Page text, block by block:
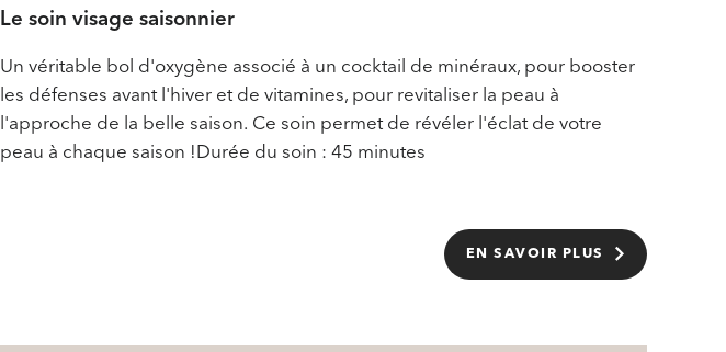
Le soin visage saisonnier
Un véritable bol d'oxygène associé à un cocktail de minéraux, pour booster
les défenses avant l'hiver et de vitamines, pour revitaliser la peau à
l'approche de la belle saison. Ce soin permet de révéler l'éclat de votre
peau à chaque saison !Durée du soin : 45 minutes
EN SAVOIR PLUS